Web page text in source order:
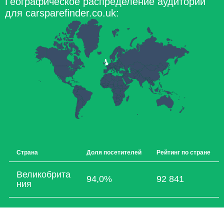
для carsparefinder.co.uk:
Страна Доля посетителей Рейтинг по стране
Великобрита
ния
94,0% 92 841